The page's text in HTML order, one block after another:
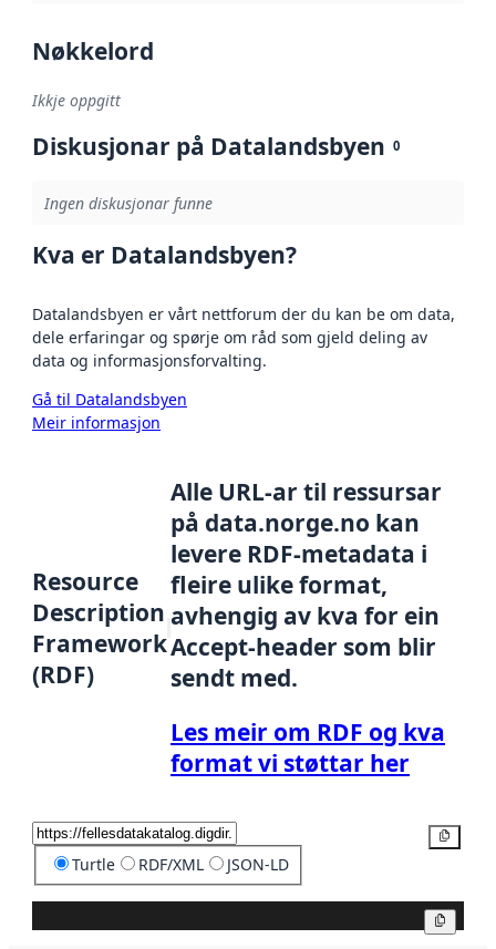
Nøkkelord
Ikkje oppgitt
Diskusjonar på Datalandsbyen 0
Ingen diskusjonar funne
Kva er Datalandsbyen?
Datalandsbyen er vårt nettforum der du kan be om data,
dele erfaringar og spørje om råd som gjeld deling av
data og informasjonsforvalting.
Gå til Datalandsbyen
Meir informasjon
Resource
Description
Framework
(RDF)
Alle URL-ar til ressursar
på data.norge.no kan
levere RDF-metadata i
fleire ulike format,
avhengig av kva for ein
Accept-header som blir
sendt med.
Les meir om RDF og kva
format vi støttar her
Turtle RDF/XML JSON-LD